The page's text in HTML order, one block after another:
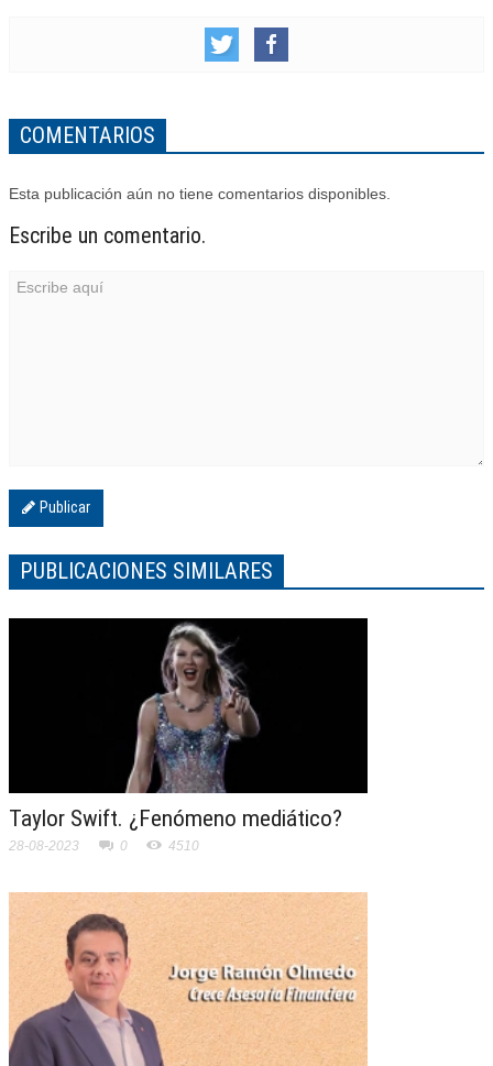
COMENTARIOS
Esta publicación aún no tiene comentarios disponibles.
Escribe un comentario.
Publicar
PUBLICACIONES SIMILARES
Taylor Swift. ¿Fenómeno mediático?
28-08-2023 0 4510